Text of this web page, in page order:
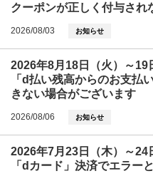
クーポンが正しく付与され
2026/08/03 お知らせ
2026年8月18日（火）～19
「d払い残高からのお支払
きない場合がございます
2026/08/06 お知らせ
2026年7月23日（木）～
「dカード」決済でエラー